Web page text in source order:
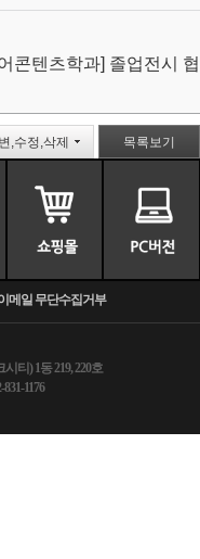
콘텐츠학과] 졸업전시 협
,수정,삭제 목록보기
메일 무단수집거부
티) 1동 219, 220호
831-1176